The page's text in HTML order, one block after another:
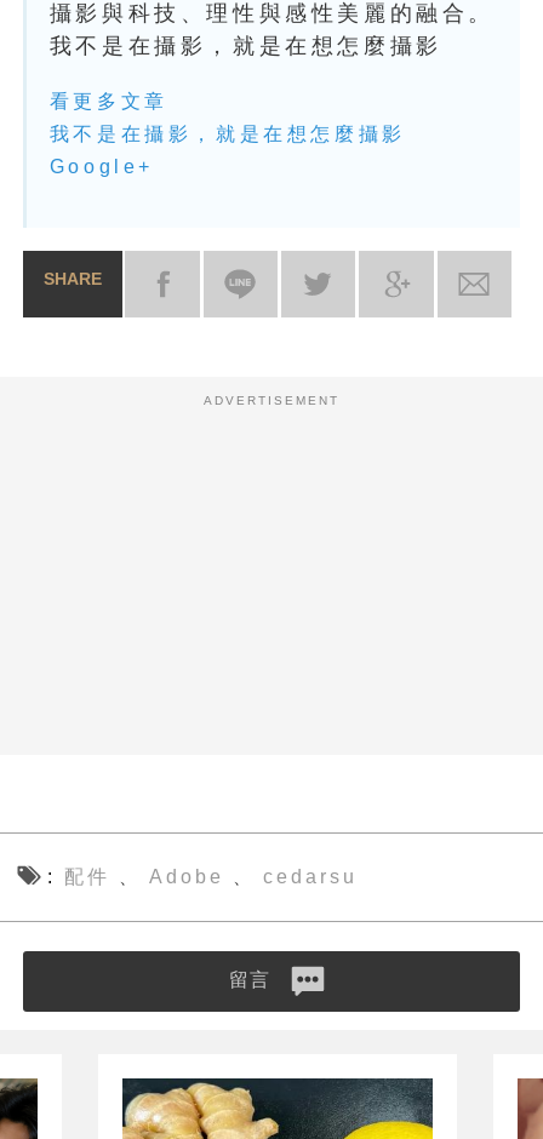
攝影與科技、理性與感性美麗的融合。
我不是在攝影，就是在想怎麼攝影
看更多文章
我不是在攝影，就是在想怎麼攝影
Google+
SHARE
ADVERTISEMENT
配件 、Adobe cedarsu
留言